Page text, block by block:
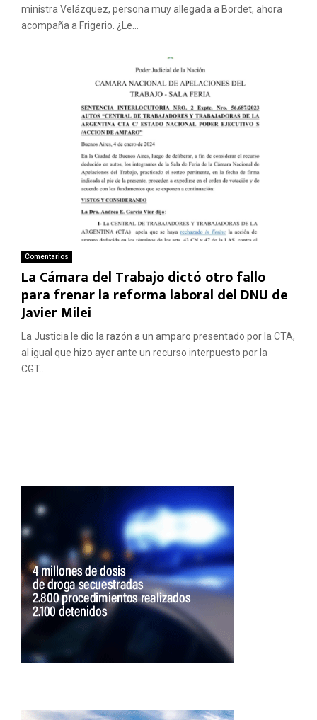
ministra Velázquez, persona muy allegada a Bordet, ahora
acompaña a Frigerio. ¿Le...
Comentarios
La Cámara del Trabajo dictó otro fallo
para frenar la reforma laboral del DNU de
Javier Milei
La Justicia le dio la razón a un amparo presentado por la CTA,
al igual que hizo ayer ante un recurso interpuesto por la
CGT....